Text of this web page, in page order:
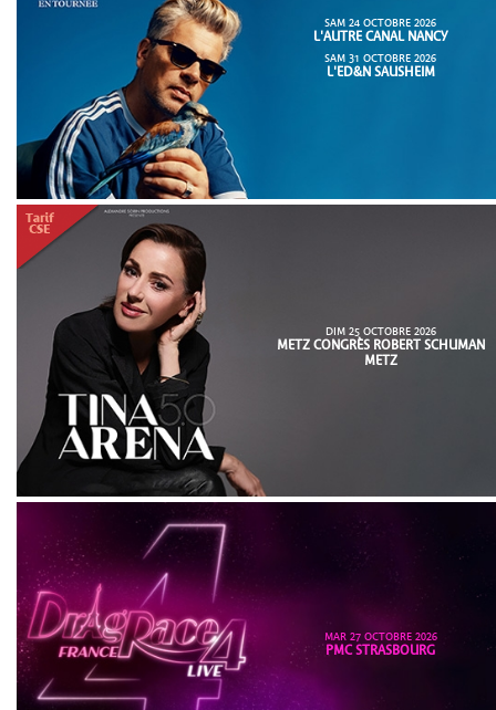
SAM 24 OCTOBRE 2026
L'AUTRE CANAL NANCY
SAM 31 OCTOBRE 2026
L'ED&N SAUSHEIM
DIM 25 OCTOBRE 2026
METZ CONGRÈS ROBERT SCHUMAN
METZ
MAR 27 OCTOBRE 2026
PMC STRASBOURG